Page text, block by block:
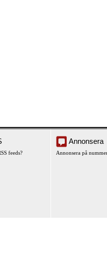
feeds?
Annonsera
Annonsera på